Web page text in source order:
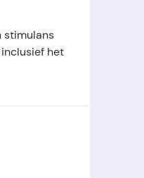
stimulans
inclusief het